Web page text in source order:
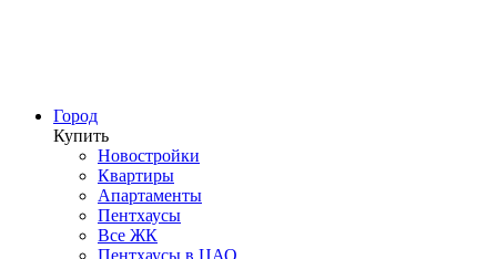
Город
Купить
Новостройки
Квартиры
Апартаменты
Пентхаусы
Все ЖК
Пентхаусы в ЦАО